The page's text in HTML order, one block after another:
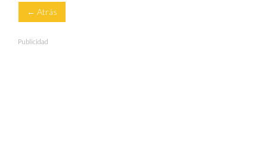
← Atrás
Publicidad